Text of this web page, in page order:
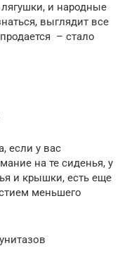
и народные
выглядит все
– стало
если у вас
на те сиденья, у
и крышки, есть еще
меньшего